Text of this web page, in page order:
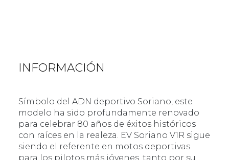
INFORMACIÓN
Símbolo del ADN deportivo Soriano, este
modelo ha sido profundamente renovado
para celebrar 80 años de éxitos históricos
con raíces en la realeza. EV Soriano V1R sigue
siendo el referente en motos deportivas
para los pilotos más jóvenes, tanto por su